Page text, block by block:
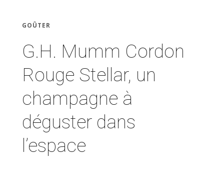
GOÛTER
G.H. Mumm Cordon
Rouge Stellar, un
champagne à
déguster dans
l’espace